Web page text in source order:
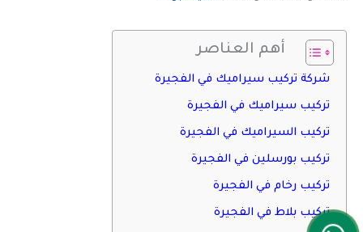
أهم العناصر
شركة تركيب سيراميك في الفجيرة
تركيب سيراميك في الفجيرة
تركيب السيراميك في الفجيرة
تركيب بورسلين في الفجيرة
تركيب رخام في الفجيرة
تركيب بلاط في الفجيرة